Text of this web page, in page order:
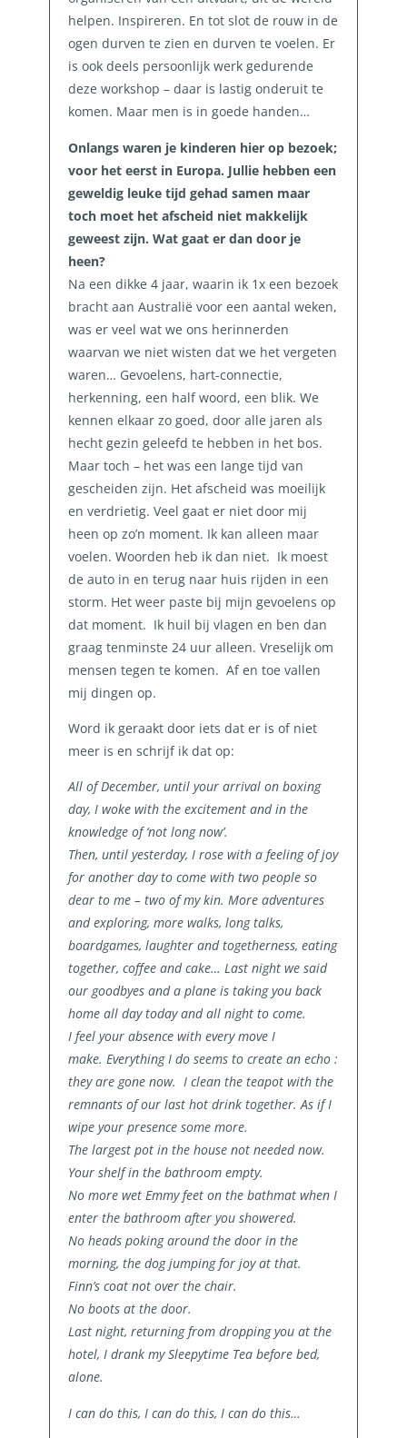
helpen. Inspireren. En tot slot de rouw in de
ogen durven te zien en durven te voelen. Er
is ook deels persoonlijk werk gedurende
deze workshop – daar is lastig onderuit te
komen. Maar men is in goede handen…
Onlangs waren je kinderen hier op bezoek;
voor het eerst in Europa. Jullie hebben een
geweldig leuke tijd gehad samen maar
toch moet het afscheid niet makkelijk
geweest zijn. Wat gaat er dan door je
heen?
Na een dikke 4 jaar, waarin ik 1x een bezoek
bracht aan Australië voor een aantal weken,
was er veel wat we ons herinnerden
waarvan we niet wisten dat we het vergeten
waren… Gevoelens, hart-connectie,
herkenning, een half woord, een blik. We
kennen elkaar zo goed, door alle jaren als
hecht gezin geleefd te hebben in het bos.
Maar toch – het was een lange tijd van
gescheiden zijn. Het afscheid was moeilijk
en verdrietig. Veel gaat er niet door mij
heen op zo’n moment. Ik kan alleen maar
voelen. Woorden heb ik dan niet. Ik moest
de auto in en terug naar huis rijden in een
storm. Het weer paste bij mijn gevoelens op
dat moment. Ik huil bij vlagen en ben dan
graag tenminste 24 uur alleen. Vreselijk om
mensen tegen te komen. Af en toe vallen
mij dingen op.
Word ik geraakt door iets dat er is of niet
meer is en schrijf ik dat op:
All of December, until your arrival on boxing
day, I woke with the excitement and in the
knowledge of ‘not long now’.
Then, until yesterday, I rose with a feeling of joy
for another day to come with two people so
dear to me – two of my kin. More adventures
and exploring, more walks, long talks,
boardgames, laughter and togetherness, eating
together, coffee and cake… Last night we said
our goodbyes and a plane is taking you back
home all day today and all night to come.
I feel your absence with every move I
make. Everything I do seems to create an echo :
they are gone now. I clean the teapot with the
remnants of our last hot drink together. As if I
wipe your presence some more.
The largest pot in the house not needed now.
Your shelf in the bathroom empty.
No more wet Emmy feet on the bathmat when I
enter the bathroom after you showered.
No heads poking around the door in the
morning, the dog jumping for joy at that.
Finn’s coat not over the chair.
No boots at the door.
Last night, returning from dropping you at the
hotel, I drank my Sleepytime Tea before bed,
alone.
I can do this, I can do this, I can do this…